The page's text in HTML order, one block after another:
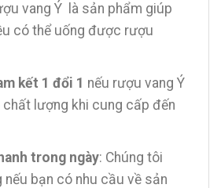
vang Ý là sản phẩm giúp
có thể uống được rượu
kết 1 đổi 1 nếu rượu vang Ý
chất lượng khi cung cấp đến
trong ngày: Chúng tôi
nếu bạn có nhu cầu về sản